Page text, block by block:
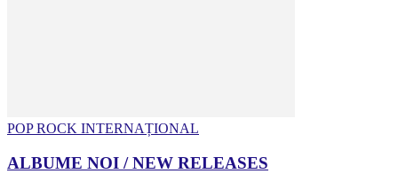
POP ROCK INTERNAȚIONAL
ALBUME NOI / NEW RELEASES